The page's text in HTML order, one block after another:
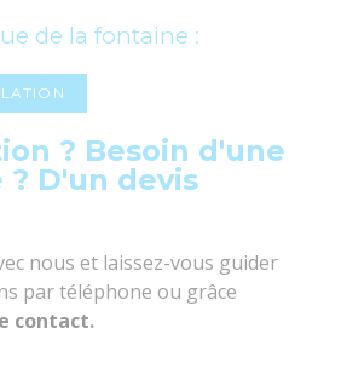
de la fontaine :
? Besoin d'une
? D'un devis
nous et laissez-vous guider
par téléphone ou grâce
contact.